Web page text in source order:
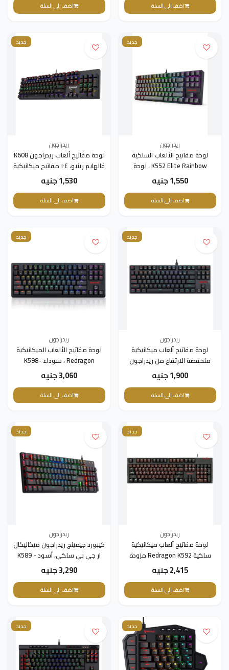
اضف الى السلة اضف الى السلة
جديد
ريدراجون
لوحة مفاتيح الألعاب السلكية
K552 Elite Rainbow ، لوحة
مفاتيح ميكانيكية مدمجة
1,550 جنيه
اضف الى السلة
جديد
ريدراجون
لوحة مفاتيح ألعاب ريدراجون K608
فالهايم رينبو، ١٠٤ مفاتيح ميكانيكية
من إن كي آر مفتاح أسود
1,530 جنيه
اضف الى السلة
جديد
ريدراجون
لوحة مفاتيح ألعاب ميكانيكية
منخفضة الارتفاع من ريدراجون
K607، 87 مفتاحًا
1,900 جنيه
اضف الى السلة
جديد
ريدراجون
لوحة مفاتيح الألعاب الميكانيكية
Redragon ، سوداء -K598
3,060 جنيه
اضف الى السلة
جديد
ريدراجون
لوحة مفاتيح ألعاب ميكانيكية
سلكية Redragon K592 مزودة
بمفاتيح بصرية فائقة السرعة زرقاء
اللون، وإضاءة خلفية بيضاء
2,415 جنيه
اضف الى السلة
جديد
ريدراجون
كيبورد جيمينج ريدراجون ميكانيكال
ار جي بي سلكي، أسود - K589
3,290 جنيه
اضف الى السلة
جديد جديد